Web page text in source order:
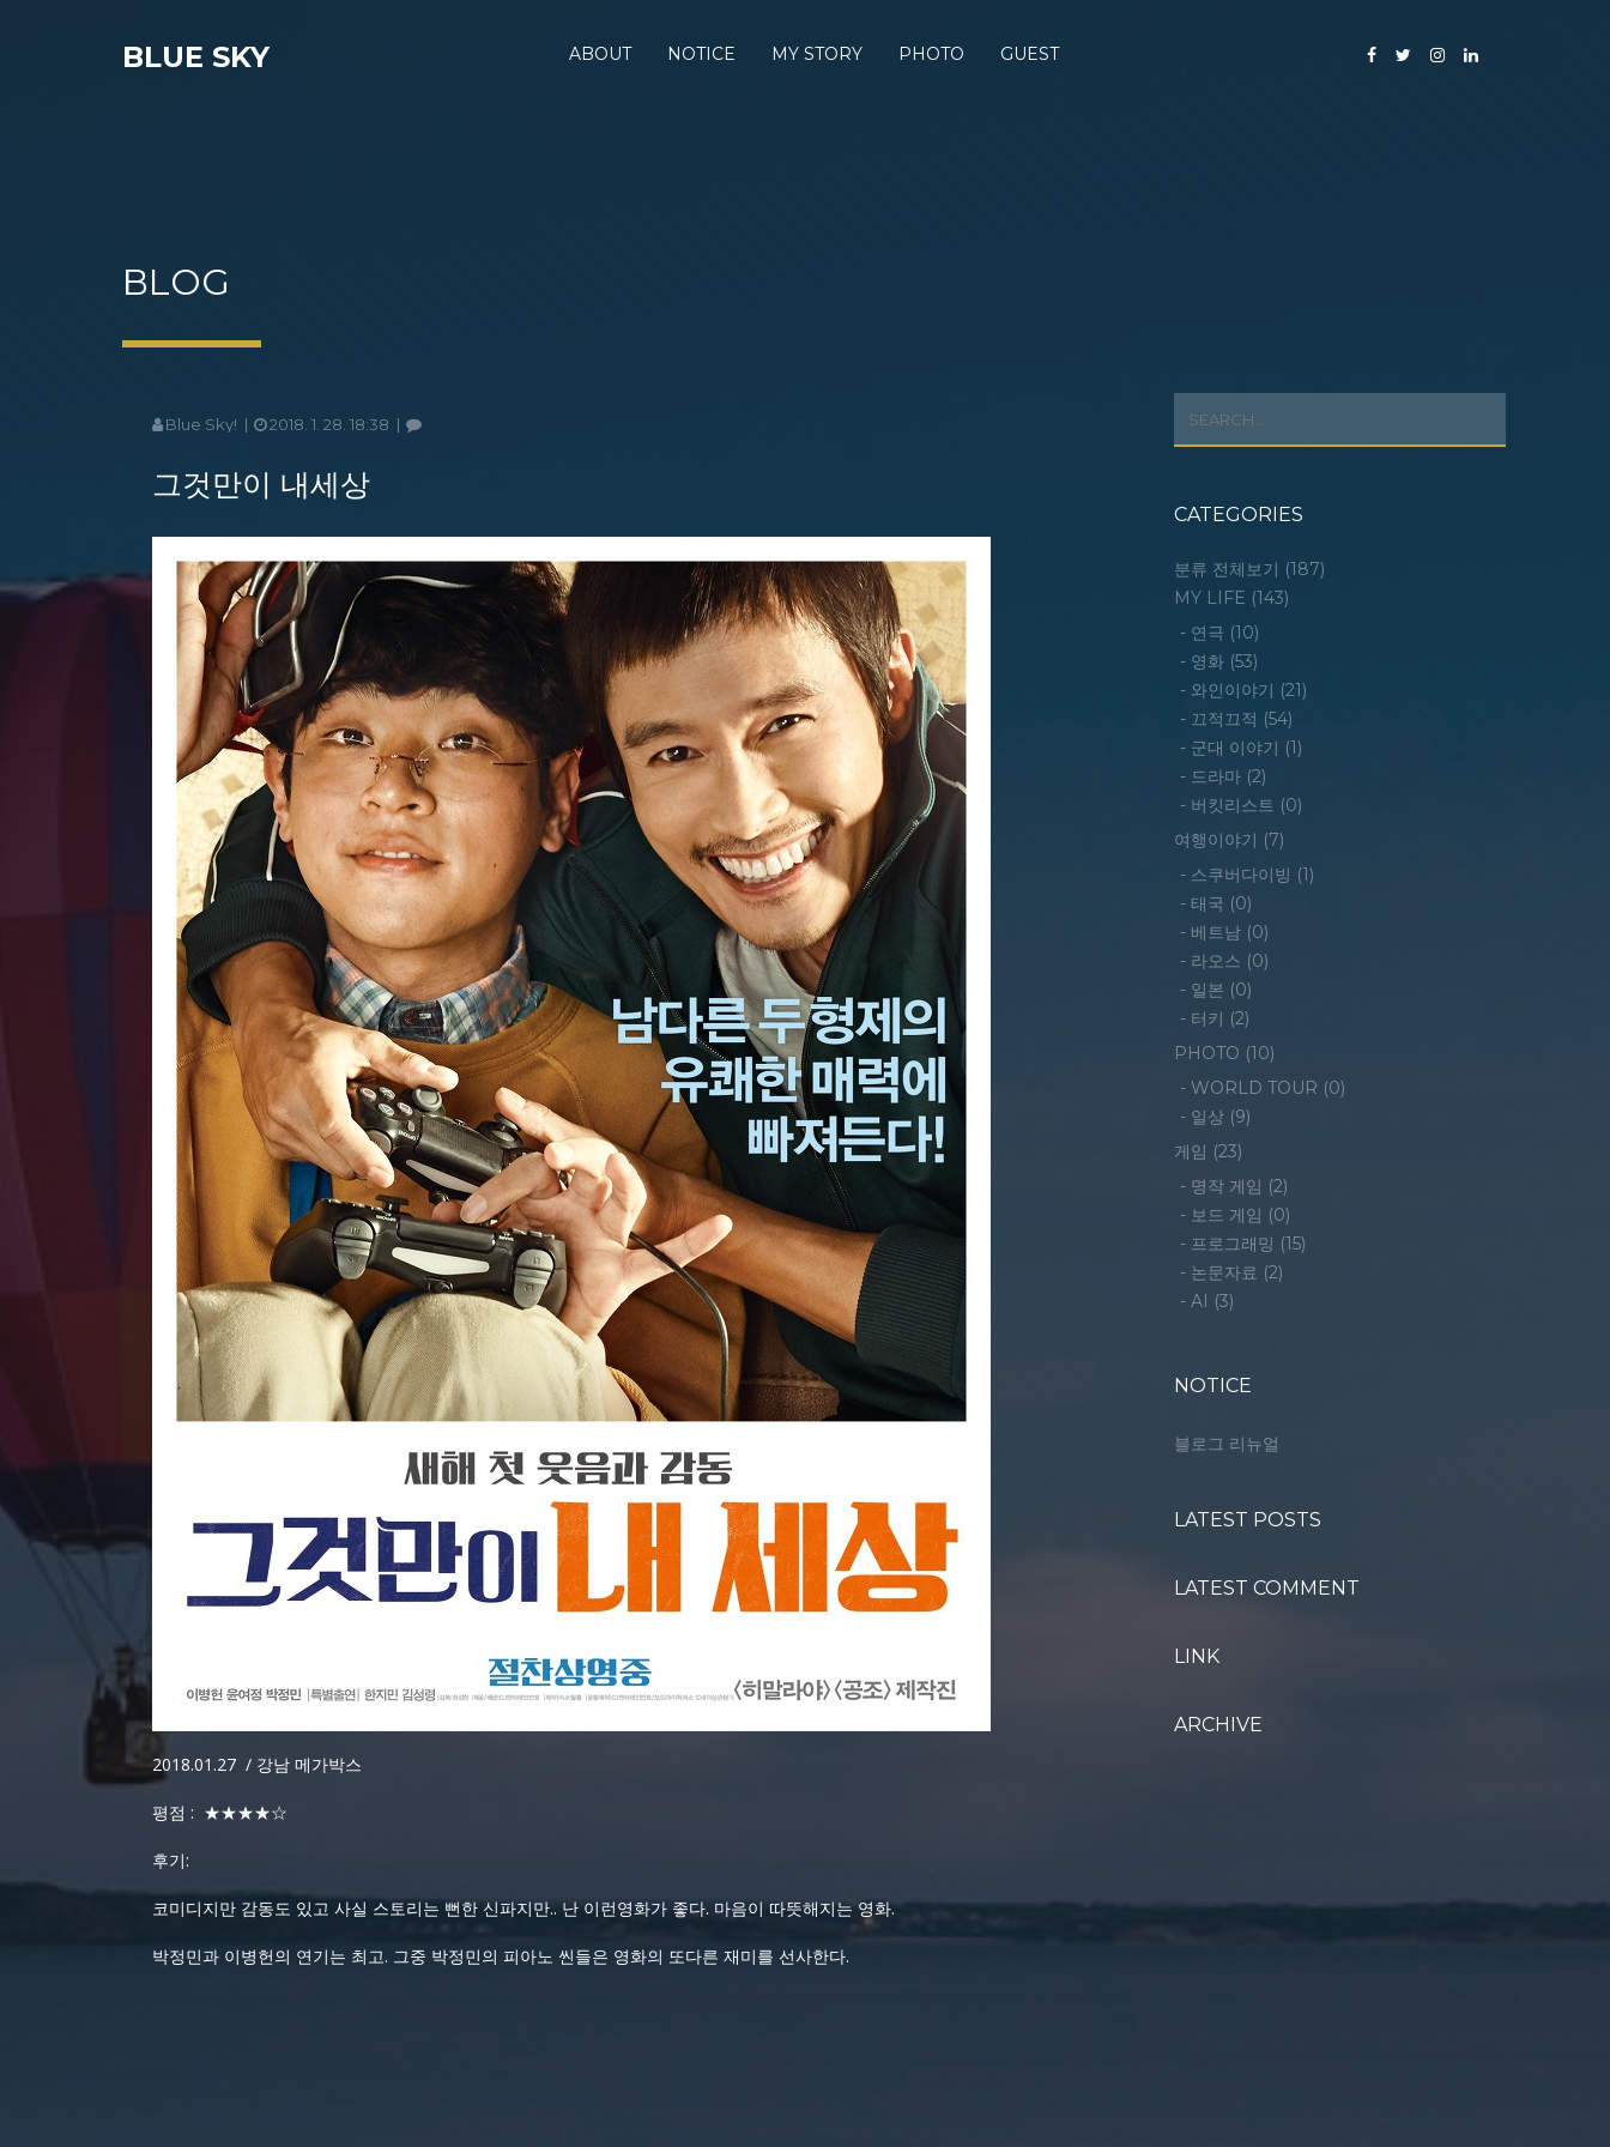
BLUE SKY ABOUT NOTICE MY STORY PHOTO GUEST
BLOG
Blue Sky! 2018. 1. 28. 18:38
그것만이 내세상
2018.01.27 / 강남 메가박스
평점 : ★★★★☆
후기:
코미디지만 감동도 있고 사실 스토리는 뻔한 신파지만.. 난 이런영화가 좋다. 마음이 따뜻해지는 영화.
박정민과 이병헌의 연기는 최고. 그중 박정민의 피아노 씬들은 영화의 또다른 재미를 선사한다.
CATEGORIES
분류 전체보기 (187)
MY LIFE (143)
-연극 (10)
-영화 (53)
-와인이야기 (21)
-끄적끄적 (54)
-군대 이야기 (1)
-드라마 (2)
-버킷리스트 (0)
여행이야기 (7)
-스쿠버다이빙 (1)
-태국 (0)
-베트남 (0)
-라오스 (0)
-일본 (0)
-터키 (2)
PHOTO (10)
-WORLD TOUR (0)
-일상 (9)
게임 (23)
-명작 게임 (2)
-보드 게임 (0)
-프로그래밍 (15)
-논문자료 (2)
-AI (3)
NOTICE
블로그 리뉴얼
LATEST POSTS
LATEST COMMENT
LINK
ARCHIVE